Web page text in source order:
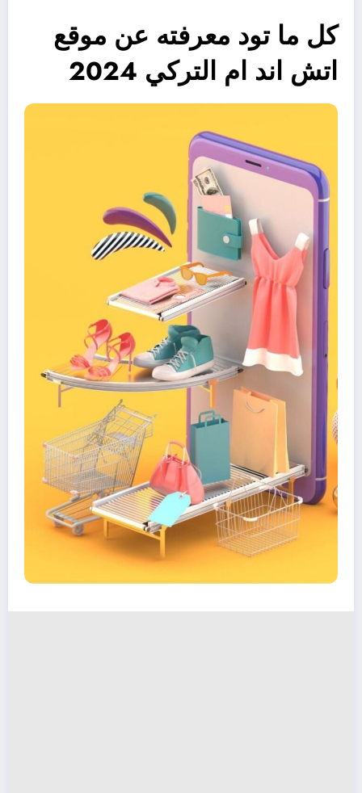
كل ما تود معرفته عن موقع
اتش اند ام التركي 2024